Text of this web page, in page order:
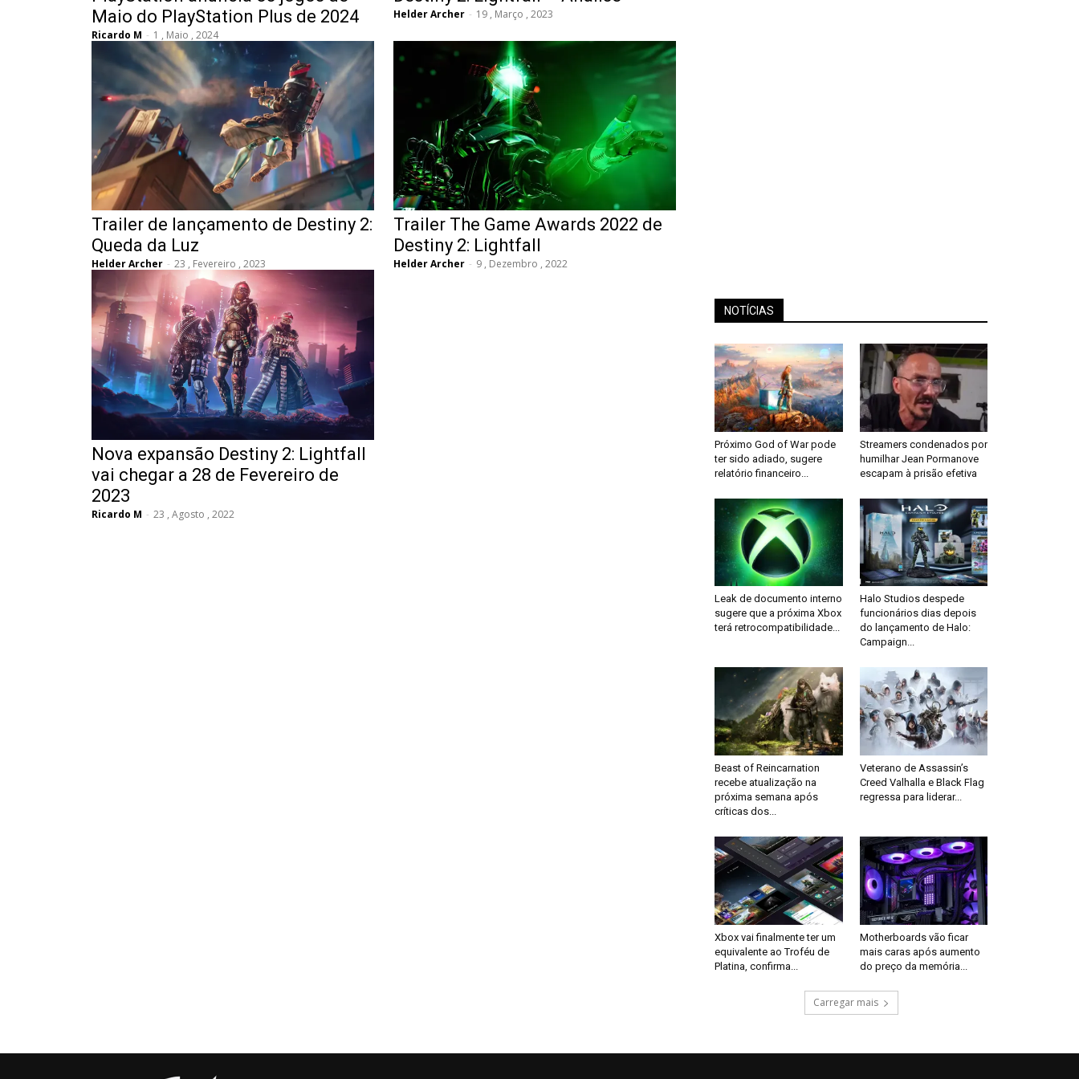
Maio do PlayStation Plus de 2024
Ricardo M - 1 , Maio , 2024
Helder Archer - 19 , Março , 2023
Trailer de lançamento de Destiny 2:
Queda da Luz
Helder Archer - 23 , Fevereiro , 2023
Trailer The Game Awards 2022 de
Destiny 2: Lightfall
Helder Archer - 9 , Dezembro , 2022
Nova expansão Destiny 2: Lightfall
vai chegar a 28 de Fevereiro de
2023
Ricardo M - 23 , Agosto , 2022
NOTÍCIAS
Próximo God of War pode
ter sido adiado, sugere
relatório financeiro...
Streamers condenados por
humilhar Jean Pormanove
escapam à prisão efetiva
Leak de documento interno
sugere que a próxima Xbox
terá retrocompatibilidade...
Halo Studios despede
funcionários dias depois
do lançamento de Halo:
Campaign...
Beast of Reincarnation
recebe atualização na
próxima semana após
críticas dos...
Veterano de Assassin’s
Creed Valhalla e Black Flag
regressa para liderar...
Xbox vai finalmente ter um
equivalente ao Troféu de
Platina, confirma...
Motherboards vão ficar
mais caras após aumento
do preço da memória...
Carregar mais